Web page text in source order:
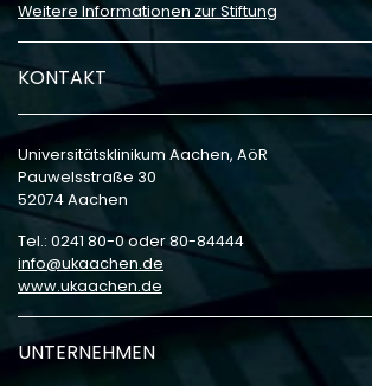
Weitere Informationen zur Stiftung
KONTAKT
Universitätsklinikum Aachen, AöR
Pauwelsstraße 30
52074 Aachen
Tel.: 0241 80-0 oder 80-84444
info
ukaachen de
www.ukaachen.de
UNTERNEHMEN